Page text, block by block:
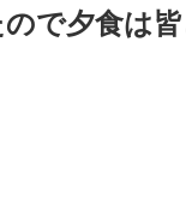
ので夕食は